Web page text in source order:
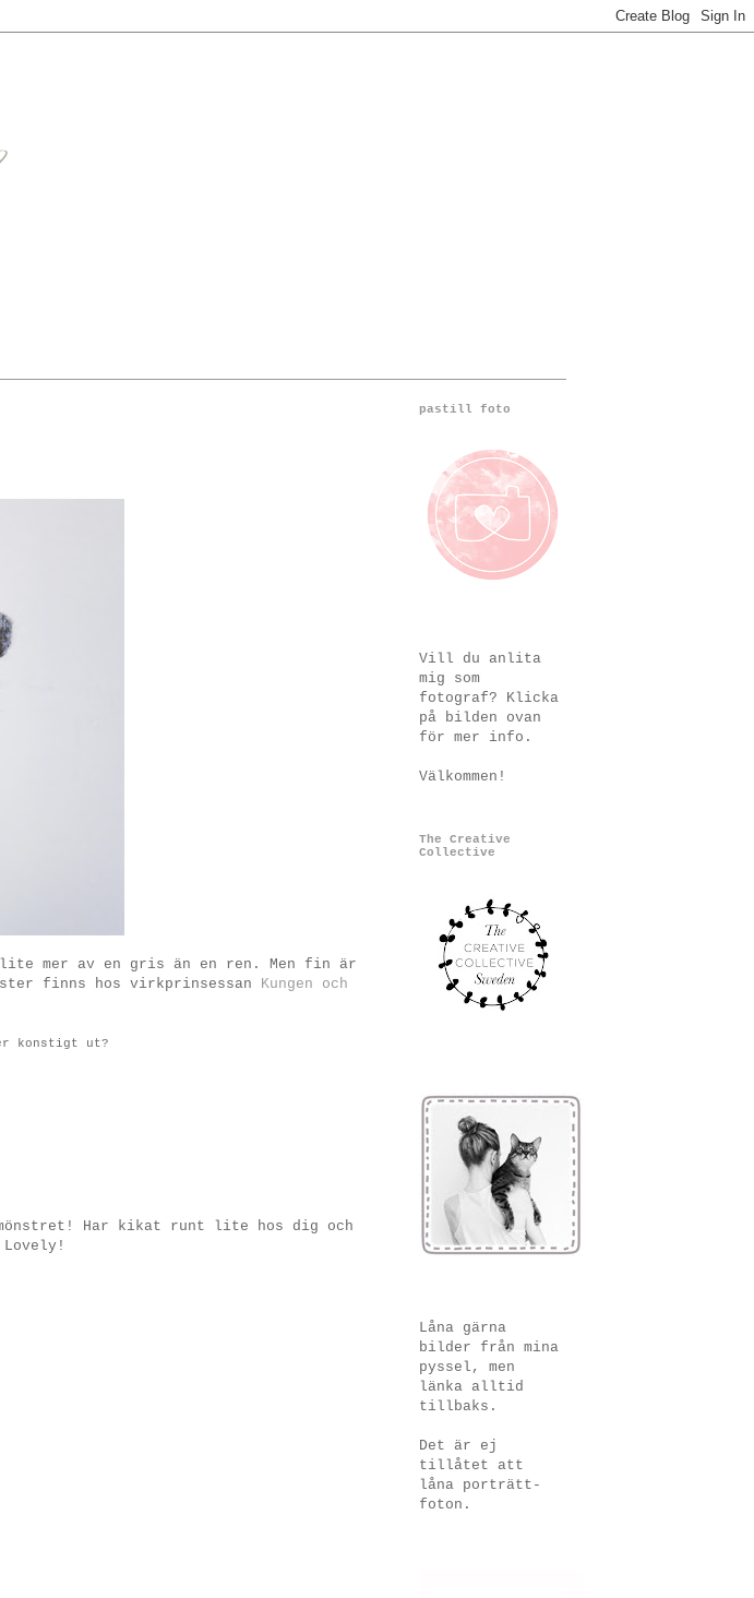
mer av en gris än en ren. Men fin är
finns hos virkprinsessan Kungen och
konstigt ut?
Har kikat runt lite hos dig och
pastill foto
Vill du anlita
mig som
fotograf? Klicka
på bilden ovan
för mer info.
Välkommen!
The Creative
Collective
Låna gärna
bilder från mina
pyssel, men
länka alltid
tillbaks.
Det är ej
tillåtet att
låna porträtt-
foton.